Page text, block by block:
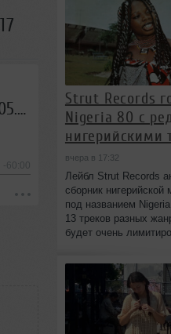
Евгений Свалов (4Mal), Александр Киреев — Русская кибернетика 517 (18.05.2022)
-60:00
Strut Records
Nigeria 80 с
нигерийскими
вчера в 17:32
Лейбл Strut Records
сборник нигерийской
под названием
13 треков разных
будет очень